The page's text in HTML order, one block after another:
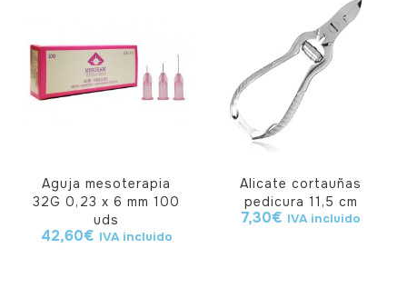
Aguja mesoterapia
32G 0,23 x 6 mm 100
uds
42,60€ IVA incluido
Alicate cortauñas
pedicura 11,5 cm
7,30€ IVA incluido